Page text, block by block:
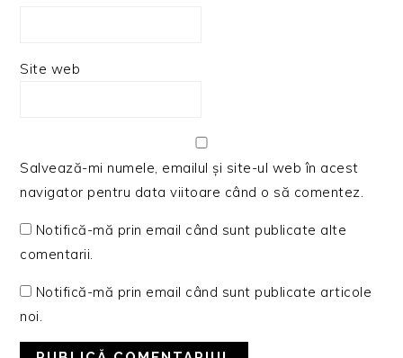
Site web
Salvează-mi numele, emailul și site-ul web în acest
navigator pentru data viitoare când o să comentez.
Notifică-mă prin email când sunt publicate alte
comentarii.
Notifică-mă prin email când sunt publicate articole
noi.